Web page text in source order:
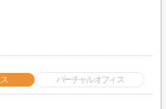
バーチャルオフィス